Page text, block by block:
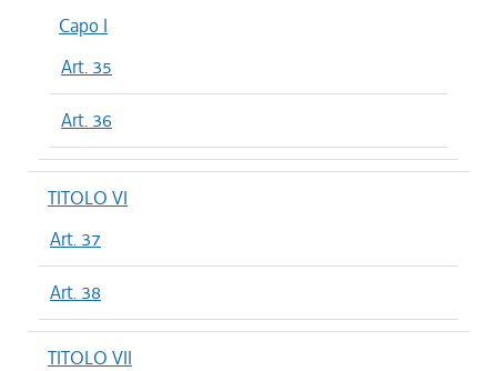
Capo I
Art. 35
Art. 36
TITOLO VI
Art. 37
Art. 38
TITOLO VII